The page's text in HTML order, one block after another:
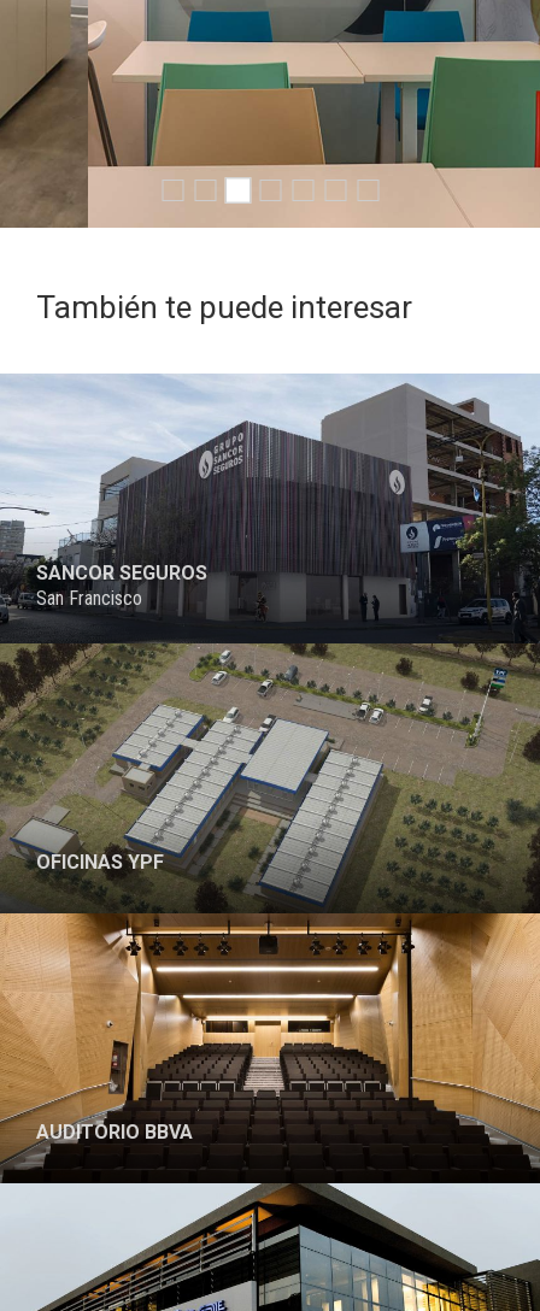
También te puede interesar
SANCOR SEGUROS
San Francisco
PROYECTO
OFICINAS YPF
PROYECTO
AUDITORIO BBVA
PROYECTO